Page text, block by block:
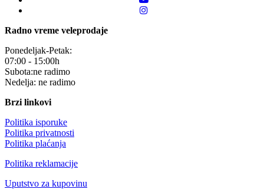
Radno vreme veleprodaje
Ponedeljak-Petak:
07:00 - 15:00h
Subota:ne radimo
Nedelja: ne radimo
Brzi linkovi
Politika isporuke
Politika privatnosti
Politika plaćanja
Politika reklamacije
Uputstvo za kupovinu